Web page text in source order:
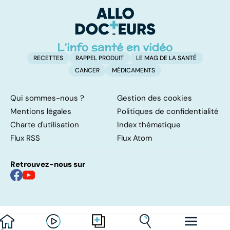
RECETTES RAPPEL PRODUIT
LE MAG DE LA SANTÉ
CANCER
MÉDICAMENTS
Qui sommes-nous ?
Gestion des cookies
Mentions légales
Politiques de confidentialité
Charte d'utilisation
Index thématique
Flux RSS
Flux Atom
Retrouvez-nous sur